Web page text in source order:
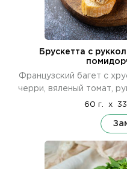
Брускетта с
Французский багет с
черри, вяленый томат,
60 г. x